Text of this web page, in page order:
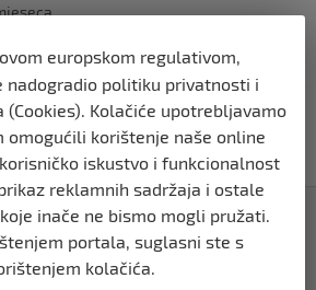
izabrao kompaniju iz Bihaća
nove službene web stranice
europskom regulativom,
nadogradio politiku privatnosti i
(Cookies). Kolačiće upotrebljavamo
omogućili korištenje naše online
iskustvo i funkcionalnost
reklamnih sadržaja i ostale
inače ne bismo mogli pružati.
portala, suglasni ste s
kolačića.